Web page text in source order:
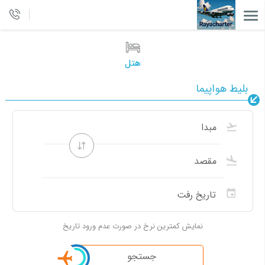
هتل
بلیط هواپیما
نمایش کمترین نرخ در صورت عدم ورود تاریخ
جستجو